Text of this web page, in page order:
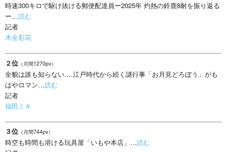
時速300キロで駆け抜ける郵便配達員ー2025年 灼熱の鈴鹿8耐を振り返る
ー…読む
記者
木全彩花
２位 （月間1270pv）
全貌は誰も知らない….江戸時代から続く謎行事「お月見どろぼう」がも
はやロマン…読む
記者
福田ミキ
３位 （月間744pv）
時空も時間も溶ける玩具屋「いもや本店」…読む